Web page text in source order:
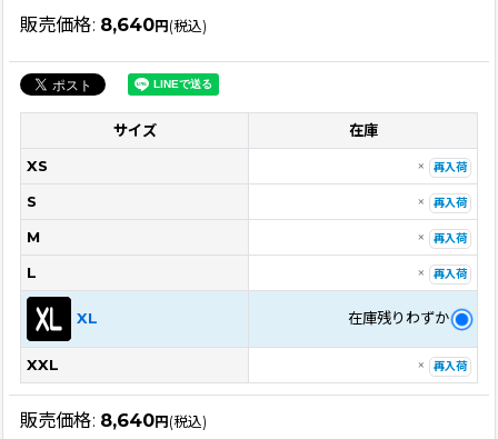
販売価格: 8,640円(税込)
サイズ
在庫
XS
× 再入荷
S × 再入荷
M × 再入荷
L × 再入荷
XL 在庫残りわずか
XXL × 再入荷
販売価格: 8,640円(税込)